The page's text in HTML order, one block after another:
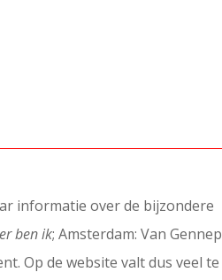
informatie over de bijzondere
ben ik; Amsterdam: Van Gennep
Op de website valt dus veel te